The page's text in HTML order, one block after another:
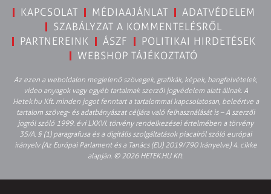
KAPCSOLAT MÉDIAAJÁNLAT
ADATVÉDELEM
SZABÁLYZAT A KOMMENTELÉSRŐL
PARTNEREINK
ÁSZF
POLITIKAI HIRDETÉSEK
WEBSHOP TÁJÉKOZTATÓ
Az ezen a weboldalon megjelenő szövegek, grafikák, képek, hangfelvételek,
video anyagok vagy egyéb tartalmak szerzői jogvédelem alatt állnak. A
Hetek.hu Kft. minden jogot fenntart a tartalommal kapcsolatosan, beleértve a
tartalom szöveg- és adatbányászat céljára való felhasználását is – A szerzői
jogról szóló 1999. évi LXXVI. törvény rendelkezései értelmében a törvény
35/A. § (1) paragrafusa és a digitális szolgáltatások piacairól szóló európai
irányelv (Az Európai Parlament és a Tanács (EU) 2019/790 Irányelve) 4. cikke
alapján. © 2026 HETEK.HU Kft.